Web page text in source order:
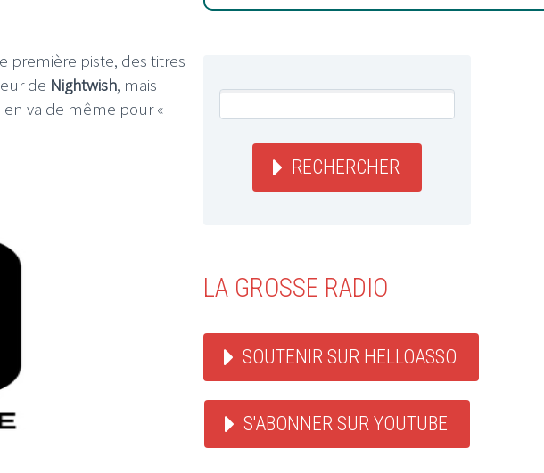
première piste, des titres
de Nightwish, mais
va de même pour «
RECHERCHER
LA GROSSE RADIO
SOUTENIR SUR HELLOASSO
S'ABONNER SUR YOUTUBE